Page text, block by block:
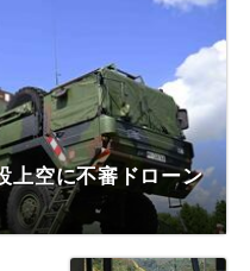
上空に不審ドローン